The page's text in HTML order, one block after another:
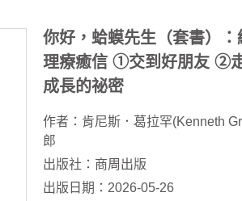
你好，蛤蟆先生（套書）：
理療癒信 ①交到好朋友 ②
成長的祕密
作者： 肯尼斯．葛拉罕(Kenneth
郎
出版社： 商周出版
出版日期：2026-05-26